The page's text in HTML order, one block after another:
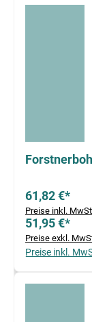
61,82 €*
Preise inkl.
51,95 €*
Preise exkl.
Preise inkl.